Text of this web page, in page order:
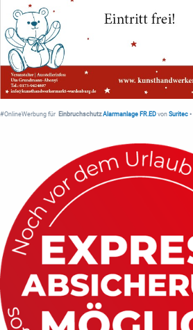
#OnlineWerbung für Einbruchschutz Alarmanlage FR.ED von Suritec •